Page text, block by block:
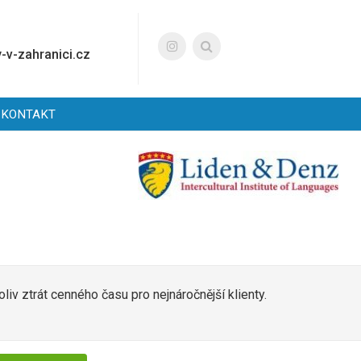
v-zahranici.cz
KONTAKT
ztrát cenného času pro nejnáročnější klienty.